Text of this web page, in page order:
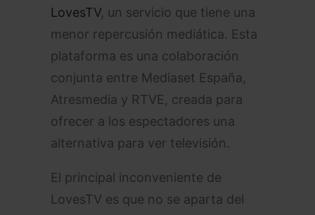
LovesTV, un servicio que tiene una
menor repercusión mediática. Esta
plataforma es una colaboración
conjunta entre Mediaset España,
Atresmedia y RTVE, creada para
ofrecer a los espectadores una
alternativa para ver televisión.
El principal inconveniente de
LovesTV es que no se aparta del